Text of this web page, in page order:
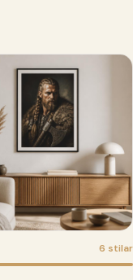
6 stilar